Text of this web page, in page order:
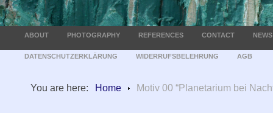
ABOUT PHOTOGRAPHY REFERENCES CONTACT NEWS
DATENSCHUTZERKLÄRUNG WIDERRUFSBELEHRUNG AGB
You are here: Home Motiv 00 “Planetarium bei